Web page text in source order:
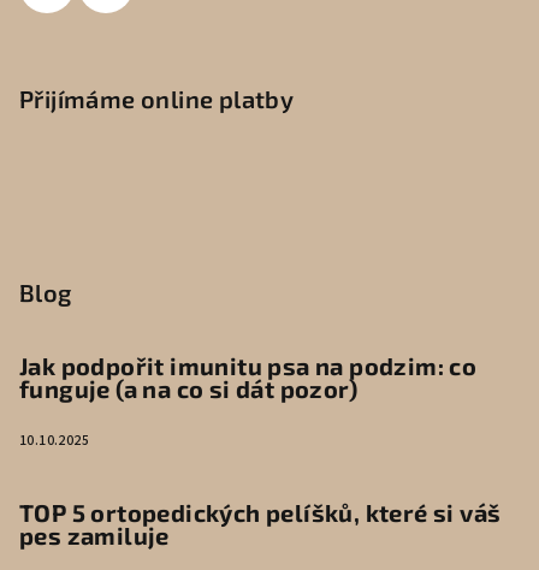
Přijímáme online platby
Blog
Jak podpořit imunitu psa na podzim: co
funguje (a na co si dát pozor)
10.10.2025
TOP 5 ortopedických pelíšků, které si váš
pes zamiluje